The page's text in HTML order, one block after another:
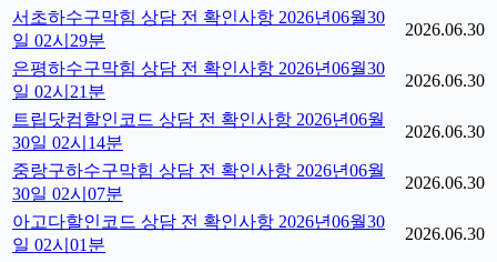
서초하수구막힘 상담 전 확인사항 2026년06월30
일 02시29분
2026.06.30
은평하수구막힘 상담 전 확인사항 2026년06월30
일 02시21분
2026.06.30
트립닷컴할인코드 상담 전 확인사항 2026년06월
30일 02시14분
2026.06.30
중랑구하수구막힘 상담 전 확인사항 2026년06월
30일 02시07분
2026.06.30
아고다할인코드 상담 전 확인사항 2026년06월30
일 02시01분
2026.06.30